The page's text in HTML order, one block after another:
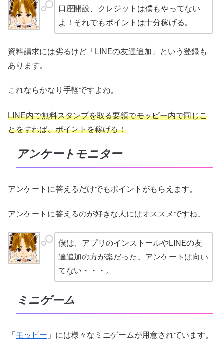
口座開設、クレジットは僕もやってない
よ！それでもポイントは十分稼げる。
資料請求には劣るけど「LINEの友達追加」という登録も
あります。
これならかなり手軽ですよね。
LINE内で無料スタンプを取る要領でモッピー内で同じこ
とをすれば、ポイントを稼げる！
アンケートモニター
アンケートに答えるだけでもポイントがもらえます。
アンケートに答えるのが好きな人にはオススメですね。
僕は、アプリのインストールやLINEの友
達追加の方が楽だった。アンケートは向い
てない・・・。
ミニゲーム
「 モッピー 」には様々なミニゲームが用意されています。